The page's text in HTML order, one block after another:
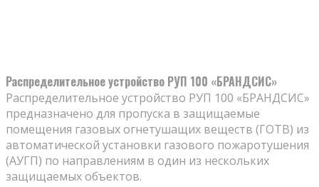
Распределительное устройство РУП 100 «БРАНДСИС»
Распределительное устройство РУП 100 «БРАНДСИС»
предназначено для пропуска в защищаемые
помещения газовых огнетушащих веществ (ГОТВ) из
автоматической установки газового пожаротушения
(АУГП) по направлениям в один из нескольких
защищаемых объектов.